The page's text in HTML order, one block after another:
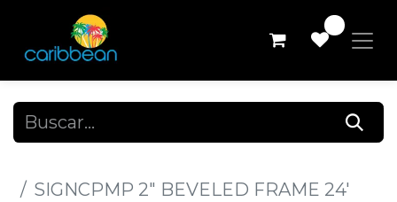
SIGNCPMP 2" BEVELED FRAME 24'